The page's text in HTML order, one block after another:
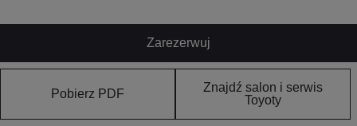
Zarezerwuj
Pobierz PDF
Znajdź salon i serwis
Toyoty